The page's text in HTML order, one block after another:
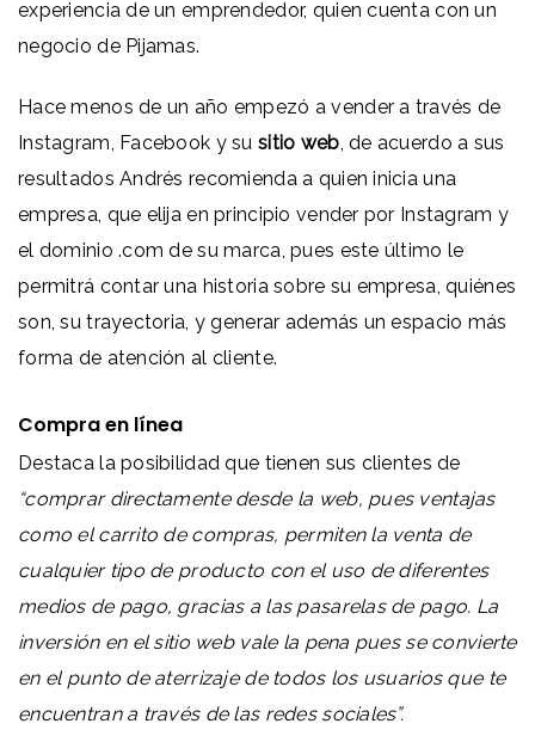
experiencia de un emprendedor, quien cuenta con un
negocio de Pijamas.
Hace menos de un año empezó a vender a través de
Instagram, Facebook y su sitio web, de acuerdo a sus
resultados Andrés recomienda a quien inicia una
empresa, que elija en principio vender por Instagram y
el dominio .com de su marca, pues este último le
permitrá contar una historia sobre su empresa, quiénes
son, su trayectoria, y generar además un espacio más
forma de atención al cliente.
Compra en línea
Destaca la posibilidad que tienen sus clientes de
“comprar directamente desde la web, pues ventajas
como el carrito de compras, permiten la venta de
cualquier tipo de producto con el uso de diferentes
medios de pago, gracias a las pasarelas de pago. La
inversión en el sitio web vale la pena pues se convierte
en el punto de aterrizaje de todos los usuarios que te
encuentran a través de las redes sociales”.